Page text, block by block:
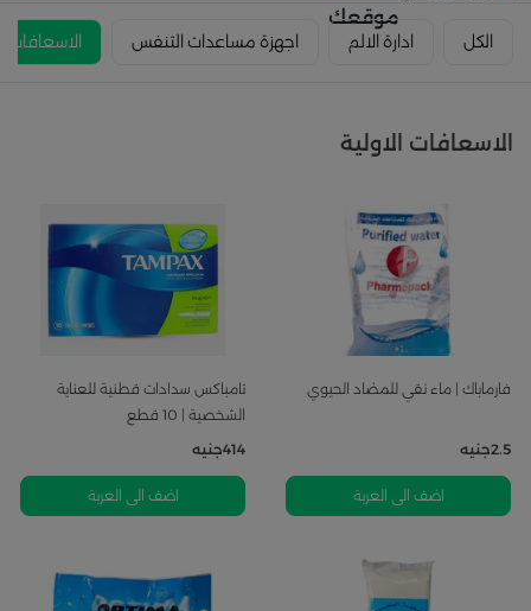
موقعك
الكل ادارة الالم اجهزة مساعدات التنفس الاسعافات
الاسعافات الاولية
فارماباك | ماء نقي للمضاد الحيوي
2.5جنيه
اضف الى العربة
تامباكس سدادات قطنية للعناية
الشخصية | 10 قطع
414جنيه
اضف الى العربة